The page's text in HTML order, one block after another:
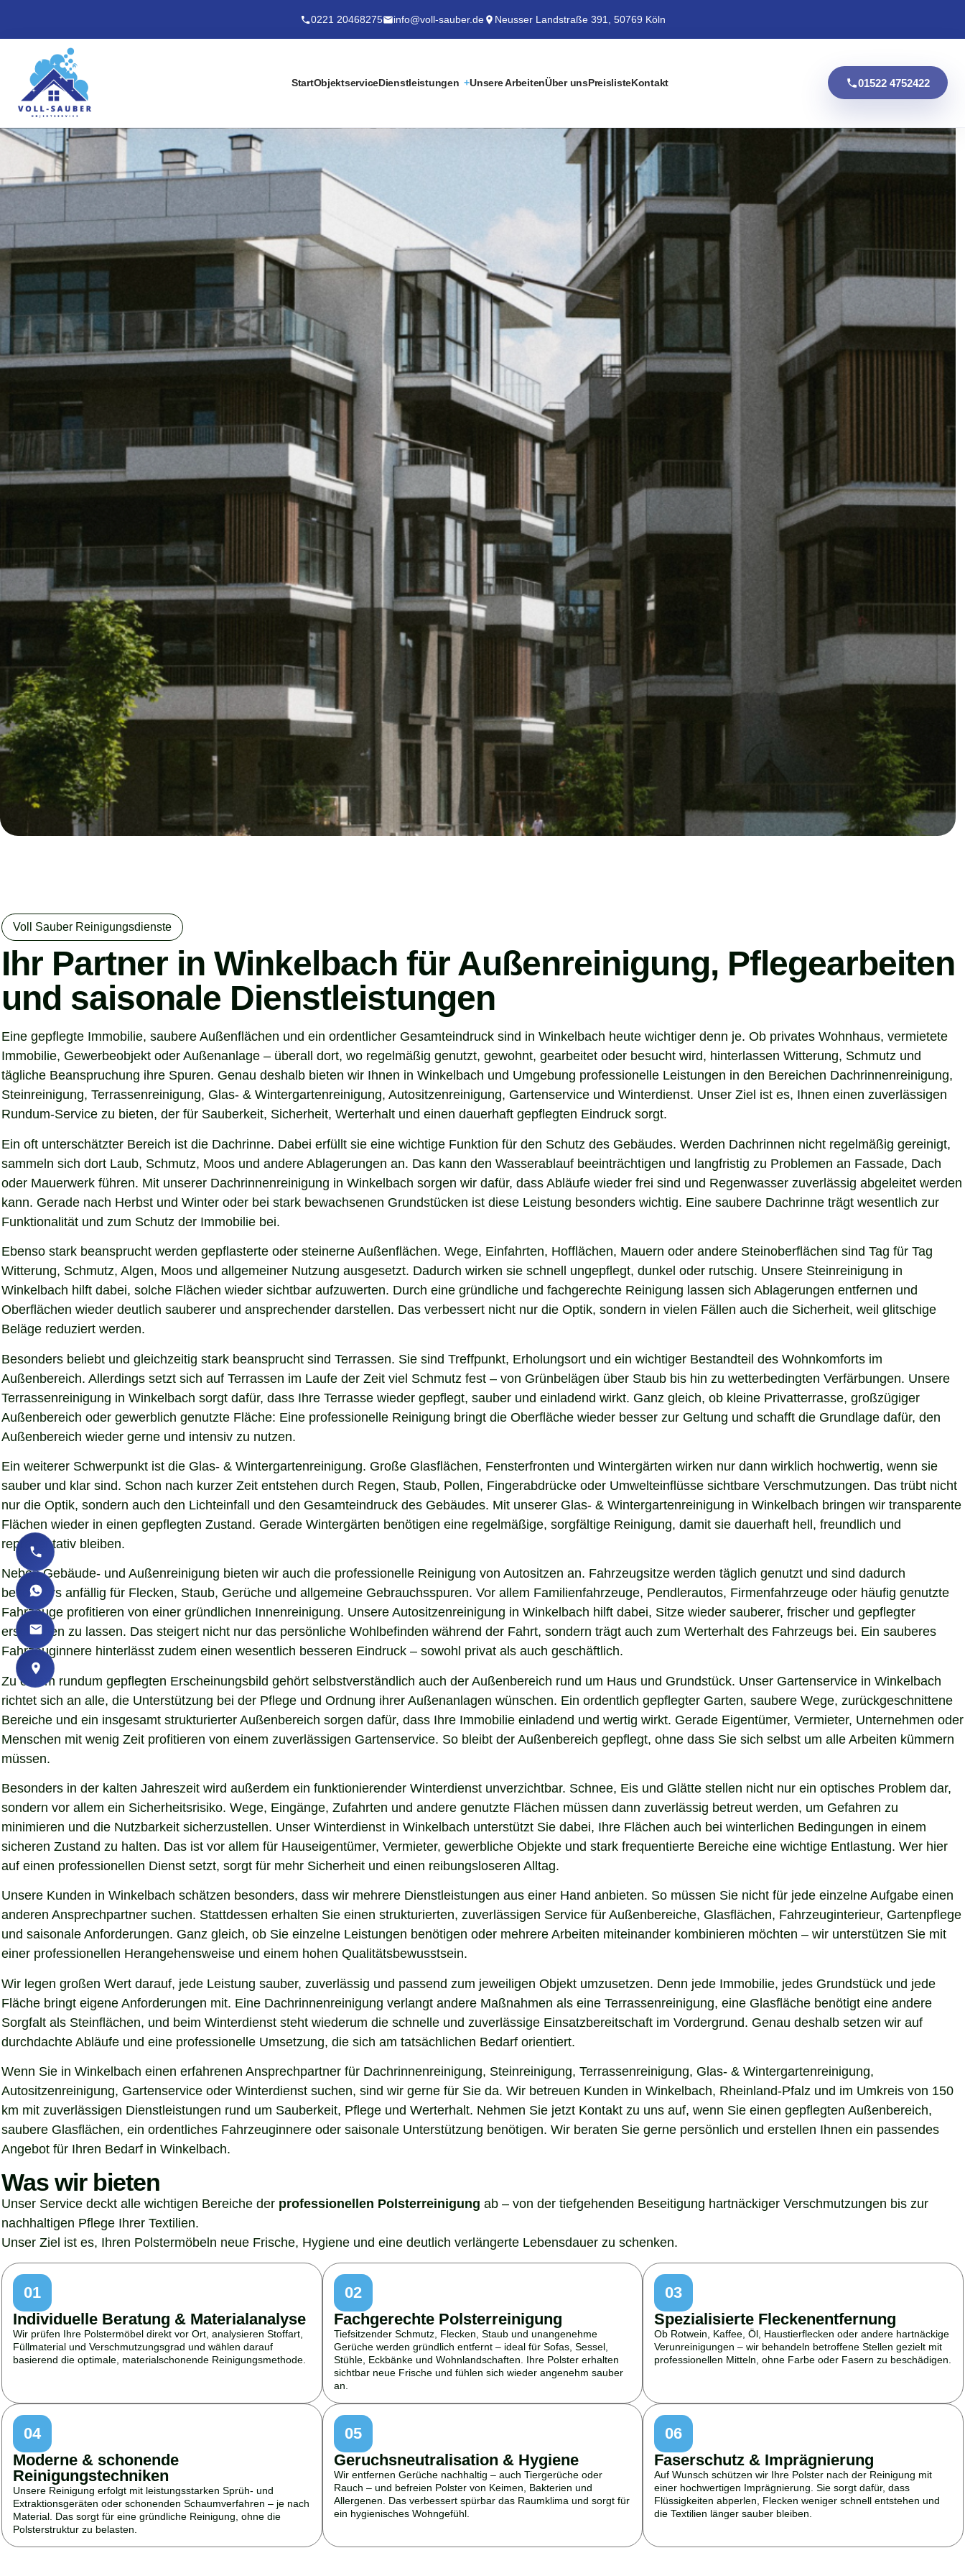
0221 20468275 info@voll-sauber.de Neusser Landstraße 391, 50769 Köln
StartObjektserviceDienstleistungen Unsere ArbeitenÜber unsPreislisteKontakt 01522 4752422
Voll Sauber Reinigungsdienste
Ihr Partner in Winkelbach für Außenreinigung, Pflegearbeiten
und saisonale Dienstleistungen
Eine gepflegte Immobilie, saubere Außenflächen und ein ordentlicher Gesamteindruck sind in Winkelbach heute wichtiger denn je. Ob privates Wohnhaus, vermietete
Immobilie, Gewerbeobjekt oder Außenanlage – überall dort, wo regelmäßig genutzt, gewohnt, gearbeitet oder besucht wird, hinterlassen Witterung, Schmutz und
tägliche Beanspruchung ihre Spuren. Genau deshalb bieten wir Ihnen in Winkelbach und Umgebung professionelle Leistungen in den Bereichen Dachrinnenreinigung,
Steinreinigung, Terrassenreinigung, Glas- & Wintergartenreinigung, Autositzenreinigung, Gartenservice und Winterdienst. Unser Ziel ist es, Ihnen einen zuverlässigen
Rundum-Service zu bieten, der für Sauberkeit, Sicherheit, Werterhalt und einen dauerhaft gepflegten Eindruck sorgt.
Ein oft unterschätzter Bereich ist die Dachrinne. Dabei erfüllt sie eine wichtige Funktion für den Schutz des Gebäudes. Werden Dachrinnen nicht regelmäßig gereinigt,
sammeln sich dort Laub, Schmutz, Moos und andere Ablagerungen an. Das kann den Wasserablauf beeinträchtigen und langfristig zu Problemen an Fassade, Dach
oder Mauerwerk führen. Mit unserer Dachrinnenreinigung in Winkelbach sorgen wir dafür, dass Abläufe wieder frei sind und Regenwasser zuverlässig abgeleitet werden
kann. Gerade nach Herbst und Winter oder bei stark bewachsenen Grundstücken ist diese Leistung besonders wichtig. Eine saubere Dachrinne trägt wesentlich zur
Funktionalität und zum Schutz der Immobilie bei.
Ebenso stark beansprucht werden gepflasterte oder steinerne Außenflächen. Wege, Einfahrten, Hofflächen, Mauern oder andere Steinoberflächen sind Tag für Tag
Witterung, Schmutz, Algen, Moos und allgemeiner Nutzung ausgesetzt. Dadurch wirken sie schnell ungepflegt, dunkel oder rutschig. Unsere Steinreinigung in
Winkelbach hilft dabei, solche Flächen wieder sichtbar aufzuwerten. Durch eine gründliche und fachgerechte Reinigung lassen sich Ablagerungen entfernen und
Oberflächen wieder deutlich sauberer und ansprechender darstellen. Das verbessert nicht nur die Optik, sondern in vielen Fällen auch die Sicherheit, weil glitschige
Beläge reduziert werden.
Besonders beliebt und gleichzeitig stark beansprucht sind Terrassen. Sie sind Treffpunkt, Erholungsort und ein wichtiger Bestandteil des Wohnkomforts im
Außenbereich. Allerdings setzt sich auf Terrassen im Laufe der Zeit viel Schmutz fest – von Grünbelägen über Staub bis hin zu wetterbedingten Verfärbungen. Unsere
Terrassenreinigung in Winkelbach sorgt dafür, dass Ihre Terrasse wieder gepflegt, sauber und einladend wirkt. Ganz gleich, ob kleine Privatterrasse, großzügiger
Außenbereich oder gewerblich genutzte Fläche: Eine professionelle Reinigung bringt die Oberfläche wieder besser zur Geltung und schafft die Grundlage dafür, den
Außenbereich wieder gerne und intensiv zu nutzen.
Ein weiterer Schwerpunkt ist die Glas- & Wintergartenreinigung. Große Glasflächen, Fensterfronten und Wintergärten wirken nur dann wirklich hochwertig, wenn sie
sauber und klar sind. Schon nach kurzer Zeit entstehen durch Regen, Staub, Pollen, Fingerabdrücke oder Umwelteinflüsse sichtbare Verschmutzungen. Das trübt nicht
nur die Optik, sondern auch den Lichteinfall und den Gesamteindruck des Gebäudes. Mit unserer Glas- & Wintergartenreinigung in Winkelbach bringen wir transparente
Flächen wieder in einen gepflegten Zustand. Gerade Wintergärten benötigen eine regelmäßige, sorgfältige Reinigung, damit sie dauerhaft hell, freundlich und
repräsentativ bleiben.
Neben Gebäude- und Außenreinigung bieten wir auch die professionelle Reinigung von Autositzen an. Fahrzeugsitze werden täglich genutzt und sind dadurch
besonders anfällig für Flecken, Staub, Gerüche und allgemeine Gebrauchsspuren. Vor allem Familienfahrzeuge, Pendlerautos, Firmenfahrzeuge oder häufig genutzte
Fahrzeuge profitieren von einer gründlichen Innenreinigung. Unsere Autositzenreinigung in Winkelbach hilft dabei, Sitze wieder sauberer, frischer und gepflegter
erscheinen zu lassen. Das steigert nicht nur das persönliche Wohlbefinden während der Fahrt, sondern trägt auch zum Werterhalt des Fahrzeugs bei. Ein sauberes
Fahrzeuginnere hinterlässt zudem einen wesentlich besseren Eindruck – sowohl privat als auch geschäftlich.
Zu einem rundum gepflegten Erscheinungsbild gehört selbstverständlich auch der Außenbereich rund um Haus und Grundstück. Unser Gartenservice in Winkelbach
richtet sich an alle, die Unterstützung bei der Pflege und Ordnung ihrer Außenanlagen wünschen. Ein ordentlich gepflegter Garten, saubere Wege, zurückgeschnittene
Bereiche und ein insgesamt strukturierter Außenbereich sorgen dafür, dass Ihre Immobilie einladend und wertig wirkt. Gerade Eigentümer, Vermieter, Unternehmen oder
Menschen mit wenig Zeit profitieren von einem zuverlässigen Gartenservice. So bleibt der Außenbereich gepflegt, ohne dass Sie sich selbst um alle Arbeiten kümmern
müssen.
Besonders in der kalten Jahreszeit wird außerdem ein funktionierender Winterdienst unverzichtbar. Schnee, Eis und Glätte stellen nicht nur ein optisches Problem dar,
sondern vor allem ein Sicherheitsrisiko. Wege, Eingänge, Zufahrten und andere genutzte Flächen müssen dann zuverlässig betreut werden, um Gefahren zu
minimieren und die Nutzbarkeit sicherzustellen. Unser Winterdienst in Winkelbach unterstützt Sie dabei, Ihre Flächen auch bei winterlichen Bedingungen in einem
sicheren Zustand zu halten. Das ist vor allem für Hauseigentümer, Vermieter, gewerbliche Objekte und stark frequentierte Bereiche eine wichtige Entlastung. Wer hier
auf einen professionellen Dienst setzt, sorgt für mehr Sicherheit und einen reibungsloseren Alltag.
Unsere Kunden in Winkelbach schätzen besonders, dass wir mehrere Dienstleistungen aus einer Hand anbieten. So müssen Sie nicht für jede einzelne Aufgabe einen
anderen Ansprechpartner suchen. Stattdessen erhalten Sie einen strukturierten, zuverlässigen Service für Außenbereiche, Glasflächen, Fahrzeuginterieur, Gartenpflege
und saisonale Anforderungen. Ganz gleich, ob Sie einzelne Leistungen benötigen oder mehrere Arbeiten miteinander kombinieren möchten – wir unterstützen Sie mit
einer professionellen Herangehensweise und einem hohen Qualitätsbewusstsein.
Wir legen großen Wert darauf, jede Leistung sauber, zuverlässig und passend zum jeweiligen Objekt umzusetzen. Denn jede Immobilie, jedes Grundstück und jede
Fläche bringt eigene Anforderungen mit. Eine Dachrinnenreinigung verlangt andere Maßnahmen als eine Terrassenreinigung, eine Glasfläche benötigt eine andere
Sorgfalt als Steinflächen, und beim Winterdienst steht wiederum die schnelle und zuverlässige Einsatzbereitschaft im Vordergrund. Genau deshalb setzen wir auf
durchdachte Abläufe und eine professionelle Umsetzung, die sich am tatsächlichen Bedarf orientiert.
Wenn Sie in Winkelbach einen erfahrenen Ansprechpartner für Dachrinnenreinigung, Steinreinigung, Terrassenreinigung, Glas- & Wintergartenreinigung,
Autositzenreinigung, Gartenservice oder Winterdienst suchen, sind wir gerne für Sie da. Wir betreuen Kunden in Winkelbach, Rheinland-Pfalz und im Umkreis von 150
km mit zuverlässigen Dienstleistungen rund um Sauberkeit, Pflege und Werterhalt. Nehmen Sie jetzt Kontakt zu uns auf, wenn Sie einen gepflegten Außenbereich,
saubere Glasflächen, ein ordentliches Fahrzeuginnere oder saisonale Unterstützung benötigen. Wir beraten Sie gerne persönlich und erstellen Ihnen ein passendes
Angebot für Ihren Bedarf in Winkelbach.
Was wir bieten
Unser Service deckt alle wichtigen Bereiche der professionellen Polsterreinigung ab – von der tiefgehenden Beseitigung hartnäckiger Verschmutzungen bis zur
nachhaltigen Pflege Ihrer Textilien.
Unser Ziel ist es, Ihren Polstermöbeln neue Frische, Hygiene und eine deutlich verlängerte Lebensdauer zu schenken.
01
Individuelle Beratung & Materialanalyse
Wir prüfen Ihre Polstermöbel direkt vor Ort, analysieren Stoffart,
Füllmaterial und Verschmutzungsgrad und wählen darauf
basierend die optimale, materialschonende Reinigungsmethode.
02
Fachgerechte Polsterreinigung
Tiefsitzender Schmutz, Flecken, Staub und unangenehme
Gerüche werden gründlich entfernt – ideal für Sofas, Sessel,
Stühle, Eckbänke und Wohnlandschaften. Ihre Polster erhalten
sichtbar neue Frische und fühlen sich wieder angenehm sauber
an.
03
Spezialisierte Fleckenentfernung
Ob Rotwein, Kaffee, Öl, Haustierflecken oder andere hartnäckige
Verunreinigungen – wir behandeln betroffene Stellen gezielt mit
professionellen Mitteln, ohne Farbe oder Fasern zu beschädigen.
04
Moderne & schonende
Reinigungstechniken
Unsere Reinigung erfolgt mit leistungsstarken Sprüh- und
Extraktionsgeräten oder schonenden Schaumverfahren – je nach
Material. Das sorgt für eine gründliche Reinigung, ohne die
Polsterstruktur zu belasten.
05
Geruchsneutralisation & Hygiene
Wir entfernen Gerüche nachhaltig – auch Tiergerüche oder
Rauch – und befreien Polster von Keimen, Bakterien und
Allergenen. Das verbessert spürbar das Raumklima und sorgt für
ein hygienisches Wohngefühl.
06
Faserschutz & Imprägnierung
Auf Wunsch schützen wir Ihre Polster nach der Reinigung mit
einer hochwertigen Imprägnierung. Sie sorgt dafür, dass
Flüssigkeiten abperlen, Flecken weniger schnell entstehen und
die Textilien länger sauber bleiben.